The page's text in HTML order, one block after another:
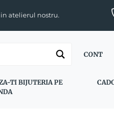
atelierul nostru.
CONT
TI BIJUTERIA PE